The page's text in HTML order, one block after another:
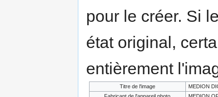
pour le créer. Si
état original,
entièrement
Titre de l'image
MEDION